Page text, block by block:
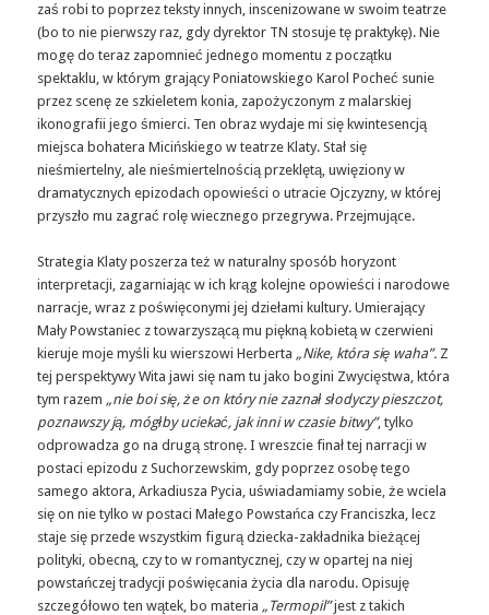
zaś robi to poprzez teksty innych, inscenizowane w swoim teatrze
(bo to nie pierwszy raz, gdy dyrektor TN stosuje tę praktykę). Nie
mogę do teraz zapomnieć jednego momentu z początku
spektaklu, w którym grający Poniatowskiego Karol Pocheć sunie
przez scenę ze szkieletem konia, zapożyczonym z malarskiej
ikonografii jego śmierci. Ten obraz wydaje mi się kwintesencją
miejsca bohatera Micińskiego w teatrze Klaty. Stał się
nieśmiertelny, ale nieśmiertelnością przeklętą, uwięziony w
dramatycznych epizodach opowieści o utracie Ojczyzny, w której
przyszło mu zagrać rolę wiecznego przegrywa. Przejmujące.
Strategia Klaty poszerza też w naturalny sposób horyzont
interpretacji, zagarniając w ich krąg kolejne opowieści i narodowe
narracje, wraz z poświęconymi jej dziełami kultury. Umierający
Mały Powstaniec z towarzyszącą mu piękną kobietą w czerwieni
kieruje moje myśli ku wierszowi Herberta „Nike, która się waha”.Z
tej perspektywy Wita jawi się nam tu jako bogini Zwycięstwa, która
tym razem „nie boi się, że on który nie zaznał słodyczy pieszczot,
poznawszy ją, mógłby uciekać, jak inni w czasie bitwy”, tylko
odprowadza go na drugą stronę. I wreszcie finał tej narracji w
postaci epizodu z Suchorzewskim, gdy poprzez osobę tego
samego aktora, Arkadiusza Pycia, uświadamiamy sobie, że wciela
się on nie tylko w postaci Małego Powstańca czy Franciszka, lecz
staje się przede wszystkim figurą dziecka-zakładnika bieżącej
polityki, obecną, czy to w romantycznej, czy w opartej na niej
powstańczej tradycji poświęcania życia dla narodu. Opisuję
szczegółowo ten wątek, bo materia „Termopil”jest z takich